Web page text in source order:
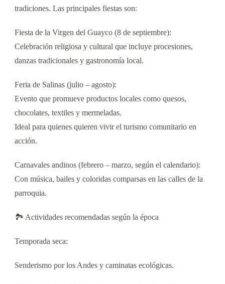
tradiciones. Las principales fiestas son:
Fiesta de la Virgen del Guayco (8 de septiembre):
Celebración religiosa y cultural que incluye procesiones,
danzas tradicionales y gastronomía local.
Feria de Salinas (julio – agosto):
Evento que promueve productos locales como quesos,
chocolates, textiles y mermeladas.
Ideal para quienes quieren vivir el turismo comunitario en
acción.
Carnavales andinos (febrero – marzo, según el calendario):
Con música, bailes y coloridas comparsas en las calles de la
parroquia.
🏞 Actividades recomendadas según la época
Temporada seca:
Senderismo por los Andes y caminatas ecológicas.